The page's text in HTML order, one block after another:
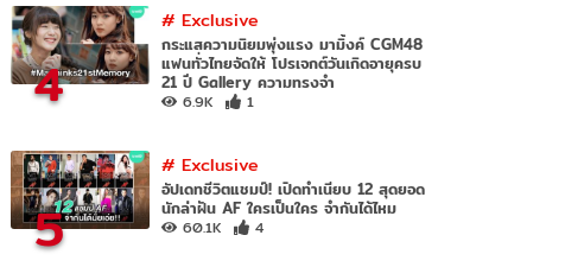
4
# Exclusive
กระแสความนิยมพุ่งแรง มามิ้งค์ CGM48
แฟนทั่วไทยจัดให้ โปรเจกต์วันเกิดอายุครบ
21 ปี Gallery ความทรงจำ
6.9K 1
5
# Exclusive
อัปเดทชีวิตแชมป์! เปิดทำเนียบ 12 สุดยอด
นักล่าฝัน AF ใครเป็นใคร จำกันได้ไหม
60.1K 4